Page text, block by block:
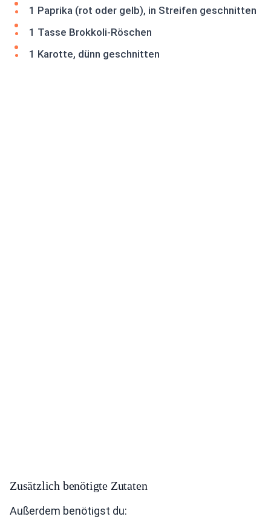
1 Paprika (rot oder gelb), in Streifen geschnitten
1 Tasse Brokkoli-Röschen
1 Karotte, dünn geschnitten
Zusätzlich benötigte Zutaten
Außerdem benötigst du: